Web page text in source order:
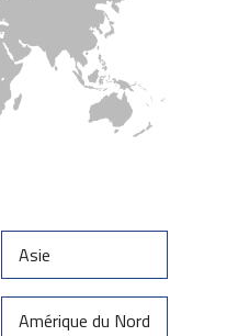
Asie
Amérique du Nord